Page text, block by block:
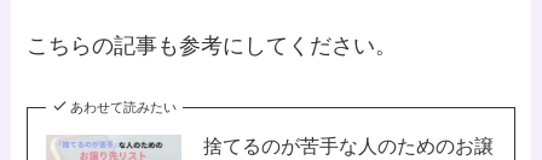
こちらの記事も参考にしてください。
あわせて読みたい
捨てるのが苦手な人のためのお譲